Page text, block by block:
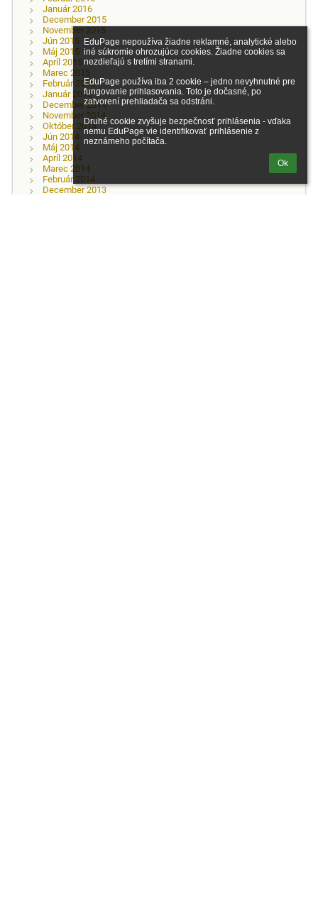
EduPage nepoužíva žiadne reklamné, analytické alebo
iné súkromie ohrozujúce cookies. Žiadne cookies sa
nezdieľajú s tretími stranami.
EduPage používa iba 2 cookie – jedno nevyhnutné pre
fungovanie prihlasovania. Toto je dočasné, po
zatvorení prehliadača sa odstráni.
Druhé cookie zvyšuje bezpečnosť prihlásenia - vďaka
nemu EduPage vie identifikovať prihlásenie z
neznámeho počítača.
Ok
Január 2016
December 2015
November 2015
Jún 2015
Máj 2015
Apríl 2015
Marec 2015
Február 2015
Január 2015
December 2014
November 2014
Október 2014
Jún 2014
Máj 2014
Apríl 2014
Marec 2014
Február 2014
December 2013